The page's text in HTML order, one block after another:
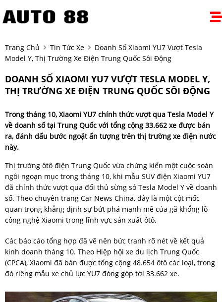
Trang Chủ Tin Tức Xe
Doanh Số Xiaomi YU7 Vượt Tesla
Model Y, Thị Trường Xe Điện Trung Quốc Sôi Động
DOANH SỐ XIAOMI YU7 VƯỢT TESLA MODEL Y,
THỊ TRƯỜNG XE ĐIỆN TRUNG QUỐC SÔI ĐỘNG
Trong tháng 10, Xiaomi YU7 chính thức vượt qua Tesla Model Y
về doanh số tại Trung Quốc với tổng cộng 33.662 xe được bán
ra, đánh dấu bước ngoặt ấn tượng trên thị trường xe điện nước
này.
Thị trường ôtô điện Trung Quốc vừa chứng kiến một cuộc soán
ngôi ngoạn mục trong tháng 10, khi mẫu SUV điện Xiaomi YU7
đã chính thức vượt qua đối thủ sừng sỏ Tesla Model Y về doanh
số. Theo chuyên trang Car News China, đây là một cột mốc
quan trọng khẳng định sự bứt phá mạnh mẽ của gã khổng lồ
công nghệ Xiaomi trong lĩnh vực sản xuất ôtô.
Các báo cáo tổng hợp đã vẽ nên bức tranh rõ nét về kết quả
kinh doanh tháng 10. Theo Hiệp hội xe du lịch Trung Quốc
(CPCA), Xiaomi đã bán được tổng cộng 48.654 ôtô các loại, trong
đó riêng mẫu xe chủ lực YU7 đóng góp tới 33.662 xe.